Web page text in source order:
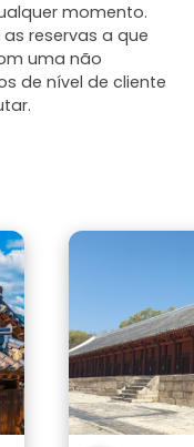
momento.
reservas a que
uma não
de nível de cliente